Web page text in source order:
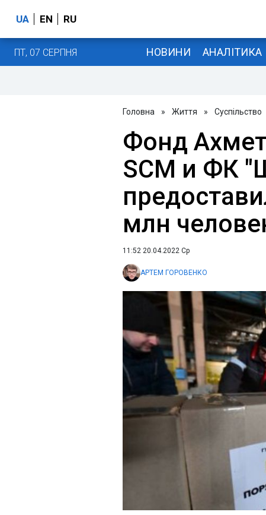
UA EN RU
ПТ, 07 СЕРПНЯ НОВИНИ АНАЛІТИКА
Головна » Життя » Суспільство
Фонд
SCM и ФК
млн
11:52 20.04.2022 Ср
АРТЕМ ГОРОВЕНКО